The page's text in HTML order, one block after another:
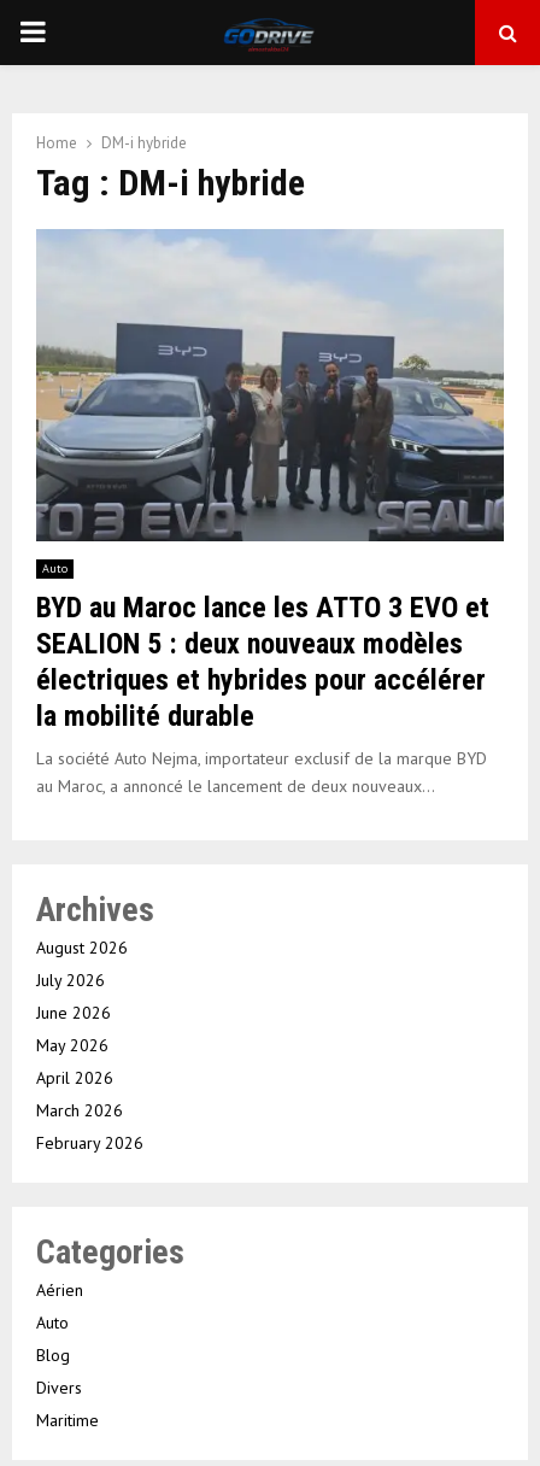
PRIMARY
Home DM-i hybride
Tag : DM-i hybride
Auto
BYD au Maroc lance les ATTO 3 EVO et
SEALION 5 : deux nouveaux modèles
électriques et hybrides pour accélérer
la mobilité durable
La société Auto Nejma, importateur exclusif de la marque BYD
au Maroc, a annoncé le lancement de deux nouveaux...
Archives
August 2026
July 2026
June 2026
May 2026
April 2026
March 2026
February 2026
Categories
Aérien
Auto
Blog
Divers
Maritime